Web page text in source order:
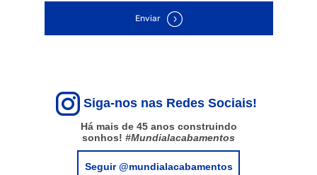
Enviar
Siga-nos nas Redes Sociais!
Há mais de 45 anos construindo
sonhos! #Mundialacabamentos
Seguir @mundialacabamentos